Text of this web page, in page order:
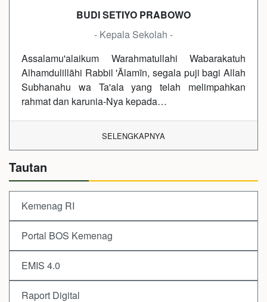
BUDI SETIYO PRABOWO
- Kepala Sekolah -
Assalamu'alaikum Warahmatullahi Wabarakatuh
Alhamdulillāhi Rabbil 'Ālamīn, segala puji bagi Allah
Subhanahu wa Ta'ala yang telah melimpahkan
rahmat dan karunia-Nya kepada…
SELENGKAPNYA
Tautan
Kemenag RI
Portal BOS Kemenag
EMIS 4.0
Raport Digital